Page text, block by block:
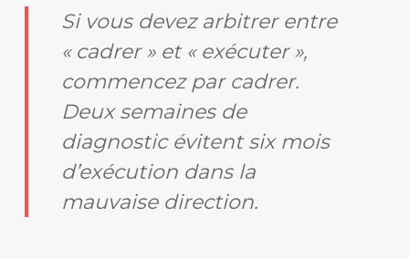
Si vous devez arbitrer entre
« cadrer » et « exécuter »,
commencez par cadrer.
Deux semaines de
diagnostic évitent six mois
d’exécution dans la
mauvaise direction.